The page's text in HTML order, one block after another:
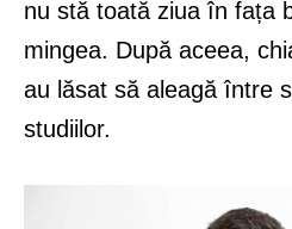
nu stă toată ziua în fața
mingea. După aceea,
au lăsat să aleagă între
studiilor.